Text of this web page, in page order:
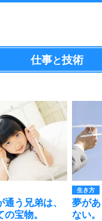
仕事と技術
う兄弟は、
宝物。
生き方
夢が
ない。